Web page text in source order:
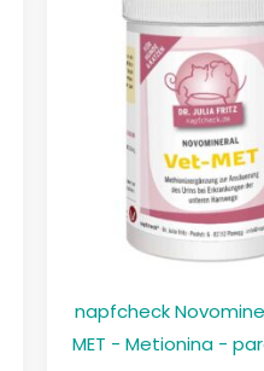
napfcheck
MET - Metionina -